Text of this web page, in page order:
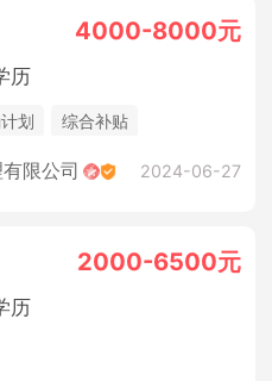
4000-8000元
历
划
综合补贴
限公司 2024-06-27
2000-6500元
历